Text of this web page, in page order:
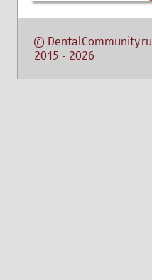
© DentalCommunity.ru
2015 - 2026